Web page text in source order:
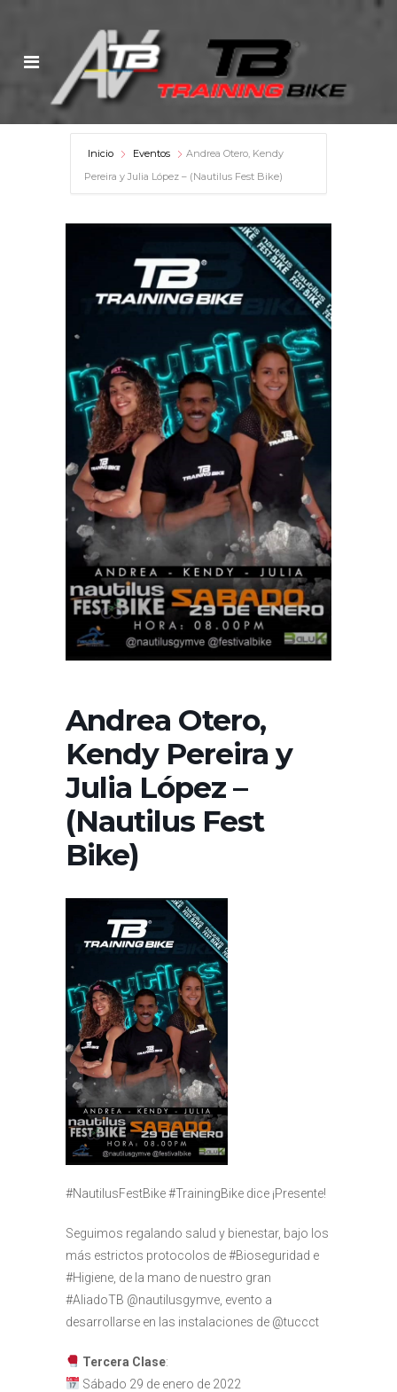
Inicio Eventos
Andrea Otero, Kendy
Pereira y Julia López – (Nautilus Fest Bike)
Andrea Otero,
Kendy Pereira y
Julia López –
(Nautilus Fest
Bike)
#NautilusFestBike #TrainingBike dice ¡Presente!
Seguimos regalando salud y bienestar, bajo los
más estrictos protocolos de #Bioseguridad e
#Higiene, de la mano de nuestro gran
#AliadoTB @nautilusgymve, evento a
desarrollarse en las instalaciones de @tuccct
Tercera Clase:
Sábado 29 de enero de 2022